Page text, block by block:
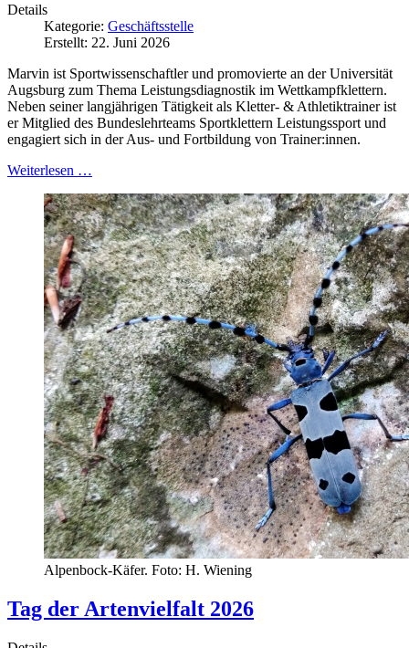
Details
Kategorie: Geschäftsstelle
Erstellt: 22. Juni 2026
Marvin ist Sportwissenschaftler und promovierte an der Universität
Augsburg zum Thema Leistungsdiagnostik im Wettkampfklettern.
Neben seiner langjährigen Tätigkeit als Kletter- & Athletiktrainer ist
er Mitglied des Bundeslehrteams Sportklettern Leistungssport und
engagiert sich in der Aus- und Fortbildung von Trainer:innen.
Weiterlesen …
Alpenbock-Käfer. Foto: H. Wiening
Tag der Artenvielfalt 2026